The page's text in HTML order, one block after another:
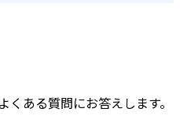
ある質問にお答えします。